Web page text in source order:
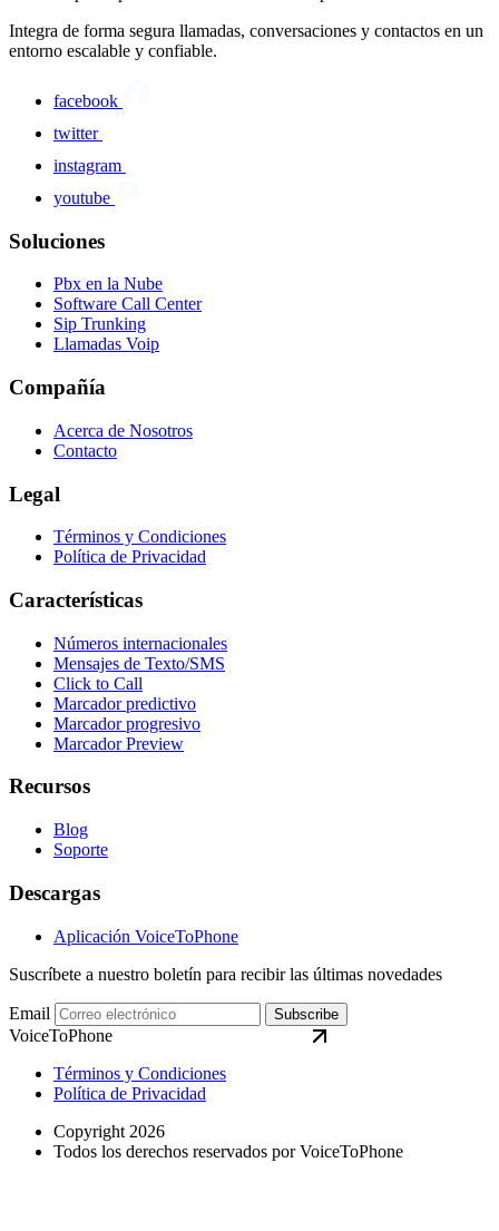
Integra de forma segura llamadas, conversaciones y contactos en un
entorno escalable y confiable.
facebook
twitter
instagram
youtube
Soluciones
Pbx en la Nube
Software Call Center
Sip Trunking
Llamadas Voip
Compañía
Acerca de Nosotros
Contacto
Legal
Términos y Condiciones
Política de Privacidad
Características
Números internacionales
Mensajes de Texto/SMS
Click to Call
Marcador predictivo
Marcador progresivo
Marcador Preview
Recursos
Blog
Soporte
Descargas
Aplicación VoiceToPhone
Suscríbete a nuestro boletín para recibir las últimas novedades
Email Subscribe
VoiceToPhone
Términos y Condiciones
Política de Privacidad
Copyright 2026
Todos los derechos reservados por VoiceToPhone